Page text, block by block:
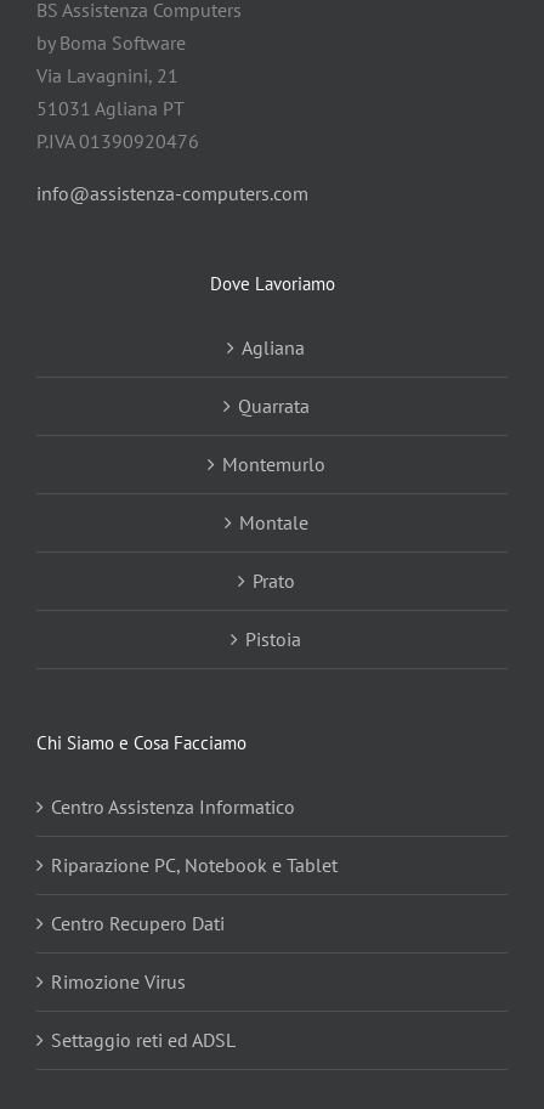
BS Assistenza Computers
by Boma Software
Via Lavagnini, 21
51031 Agliana PT
P.IVA 01390920476
info@assistenza-computers.com
Dove Lavoriamo
Agliana
Quarrata
Montemurlo
Montale
Prato
Pistoia
Chi Siamo e Cosa Facciamo
Centro Assistenza Informatico
Riparazione PC, Notebook e Tablet
Centro Recupero Dati
Rimozione Virus
Settaggio reti ed ADSL